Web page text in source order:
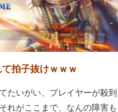
拍子抜けｗｗｗ
たいがい、プレイヤーが殺到
れがここまで、なんの障害も